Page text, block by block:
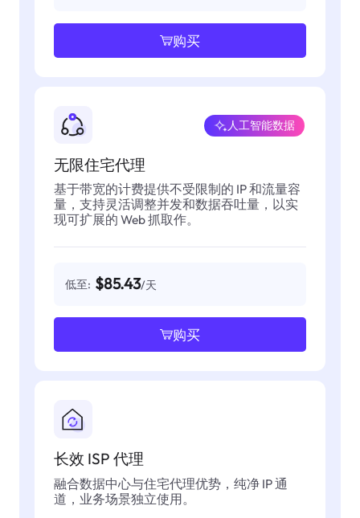
购买
无限住宅代理
人工智能数据
基于带宽的计费提供不受限制的 IP 和流量容
量，支持灵活调整并发和数据吞吐量，以实
现可扩展的 Web 抓取作。
低至: $85.43/天
购买
长效 ISP 代理
融合数据中心与住宅代理优势，纯净 IP 通
道，业务场景独立使用。